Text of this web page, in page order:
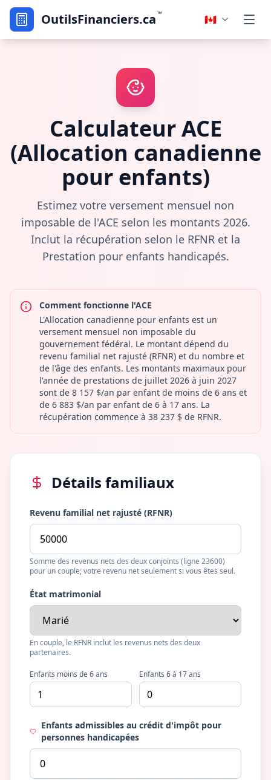
OutilsFinanciers.ca ™ 🇨🇦
Calculateur ACE
(Allocation canadienne
pour enfants)
Estimez votre versement mensuel non
imposable de l'ACE selon les montants 2026.
Inclut la récupération selon le RFNR et la
Prestation pour enfants handicapés.
Comment fonctionne l'ACE
L'Allocation canadienne pour enfants est un
versement mensuel non imposable du
gouvernement fédéral. Le montant dépend du
revenu familial net rajusté (RFNR) et du nombre et
de l'âge des enfants. Les montants maximaux pour
l'année de prestations de juillet 2026 à juin 2027
sont de 8 157 $/an par enfant de moins de 6 ans et
de 6 883 $/an par enfant de 6 à 17 ans. La
récupération commence à 38 237 $ de RFNR.
Détails familiaux
Revenu familial net rajusté (RFNR)
Somme des revenus nets des deux conjoints (ligne 23600)
pour un couple; votre revenu net seulement si vous êtes seul.
État matrimonial
En couple, le RFNR inclut les revenus nets des deux
partenaires.
Enfants moins de 6 ans Enfants 6 à 17 ans
Enfants admissibles au crédit d'impôt pour
personnes handicapées